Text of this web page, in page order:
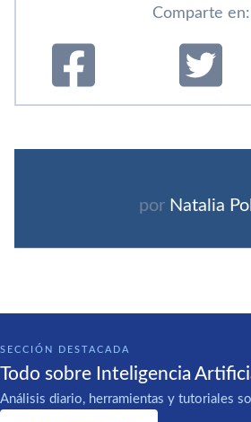
Comparte en:
por Natalia
SECCIÓN DESTACADA
Todo sobre Inteligencia
Análisis diario, herramientas y tutoriales